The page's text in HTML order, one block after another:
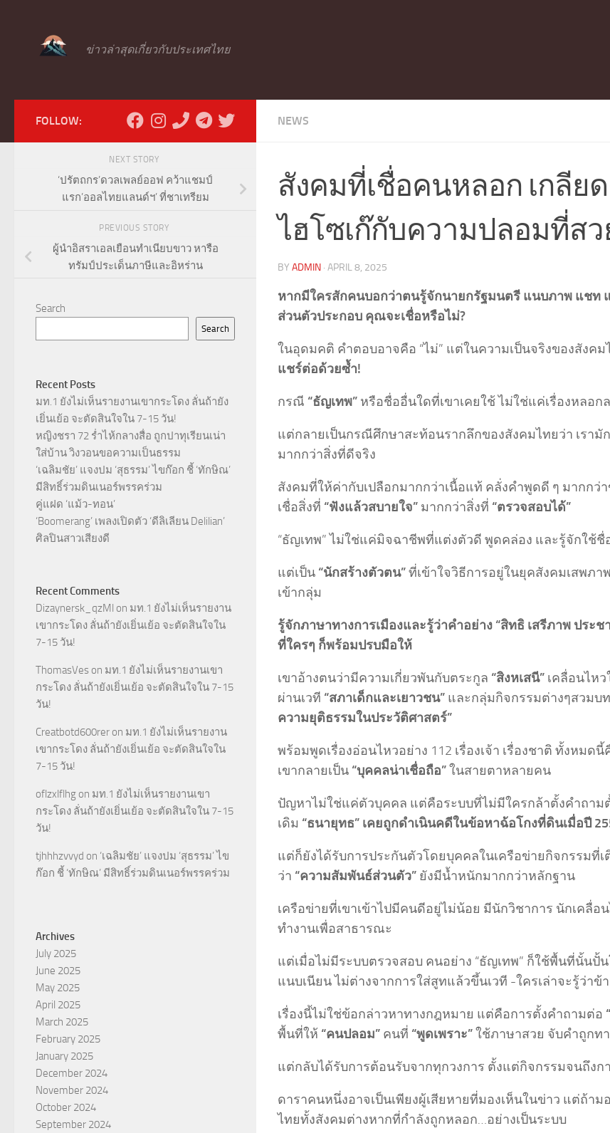
ข่าวล่าสุดเกี่ยวกับประเทศไทย
NEWS
สังคมที่เชื่อคนหลอก เกลีย
ไฮโซเก๊กับความปลอมที่สว
BY ADMIN · APRIL 8, 2025
หากมีใครสักคนบอกว่าตนรู้จักนายกรัฐมนตรี แนบภาพ แชท
ส่วนตัวประกอบ คุณจะเชื่อหรือไม่?
ในอุดมคติ คำตอบอาจคือ “ไม่” แต่ในความเป็นจริงของสังคม
แชร์ต่อด้วยซ้ำ!
กรณี “ธัญเทพ” หรือชื่ออื่นใดที่เขาเคยใช้ ไม่ใช่แค่เรื่องหลอก
แต่กลายเป็นกรณีศึกษาสะท้อนรากลึกของสังคมไทยว่า เรา
มากกว่าสิ่งที่ดีจริง
สังคมที่ให้ค่ากับเปลือกมากกว่าเนื้อแท้ คลั่งคำพูดดี ๆ มากกว่า
เชื่อสิ่งที่ “ฟังแล้วสบายใจ” มากกว่าสิ่งที่ “ตรวจสอบได้”
“ธัญเทพ” ไม่ใช่แค่มิจฉาชีพที่แต่งตัวดี พูดคล่อง และรู้จักใช้
แต่เป็น “นักสร้างตัวตน”ที่เข้าใจวิธีการอยู่ในยุคสังคมเสพภ
เข้ากลุ่ม
รู้จักภาษาทางการเมืองและรู้ว่าคำอย่าง “สิทธิ เสรีภาพ ประช
ที่ใครๆ ก็พร้อมปรบมือให้
เขาอ้างตนว่ามีความเกี่ยวพันกับตระกูล “สิงหเสนี” เคลื่อนไห
ผ่านเวที “สภาเด็กและเยาวชน” และกลุ่มกิจกรรมต่างๆสวมบ
ความยุติธรรมในประวัติศาสตร์”
พร้อมพูดเรื่องอ่อนไหวอย่าง 112 เรื่องเจ้า เรื่องชาติ ทั้งหมดนี้
เขากลายเป็น “บุคคลน่าเชื่อถือ”ในสายตาหลายคน
ปัญหาไม่ใช่แค่ตัวบุคคล แต่คือระบบที่ไม่มีใครกล้าตั้งคำถา
เดิม “ธนายุทธ” เคยถูกดำเนินคดีในข้อหาฉ้อโกงที่ดินเมื่อปี
แต่ก็ยังได้รับการประกันตัวโดยบุคคลในเครือข่ายกิจกรรมที่
ว่า “ความสัมพันธ์ส่วนตัว” ยังมีน้ำหนักมากกว่าหลักฐาน
เครือข่ายที่เขาเข้าไปมีคนดีอยู่ไม่น้อย มีนักวิชาการ นักเคลื่อ
ทำงานเพื่อสาธารณะ
แต่เมื่อไม่มีระบบตรวจสอบ คนอย่าง “ธัญเทพ” ก็ใช้พื้นที่นั้นปั้น
แนบเนียน ไม่ต่างจากการใส่สูทแล้วขึ้นเวที -ใครเล่าจะรู้ว่าข้
เรื่องนี้ไม่ใช่ข้อกล่าวหาทางกฎหมาย แต่คือการตั้งคำถามต่อ
พื้นที่ให้ “คนปลอม” คนที่ “พูดเพราะ”ใช้ภาษาสวย จับคำถูกท
แต่กลับได้รับการต้อนรับจากทุกวงการ ตั้งแต่กิจกรรมจนถึงก
ดาราคนหนึ่งอาจเป็นเพียงผู้เสียหายที่มองเห็นในข่าว แต่ถ้าม
ไทยทั้งสังคมต่างหากที่กำลังถูกหลอก…อย่างเป็นระบบ
FOLLOW:
NEXT STORY
‘ปรัตถกร’ดวลเพลย์ออฟ คว้าแชมป์
แรก’ออลไทยแลนด์ฯ’ ที่ชาเทรียม
PREVIOUS STORY
ผู้นำอิสราเอลเยือนทำเนียบขาว หารือ
ทรัมป์ประเด็นภาษีและอิหร่าน
Search
Search
Recent Posts
มท.1 ยังไม่เห็นรายงานเขากระโดง ลั่นถ้ายัง
เยิ่นเย้อ จะตัดสินใจใน 7-15 วัน!
หญิงชรา 72 ร่ำไห้กลางสื่อ ถูกปาทุเรียนเน่า
ใส่บ้าน วิงวอนขอความเป็นธรรม
‘เฉลิมชัย’ แจงปม ‘สุธรรม’ ไขก๊อก ชี้ ‘ทักษิณ’
มีสิทธิ์ร่วมดินเนอร์พรรคร่วม
คู่แฝด ‘แม้ว-ทอน’
‘Boomerang’ เพลงเปิดตัว ‘ดีลิเลียน Delilian’
ศิลปินสาวเสียงดี
Recent Comments
Dizaynersk_qzMl on มท.1 ยังไม่เห็นรายงาน
เขากระโดง ลั่นถ้ายังเยิ่นเย้อ จะตัดสินใจใน
7-15 วัน!
ThomasVes on มท.1 ยังไม่เห็นรายงานเขา
กระโดง ลั่นถ้ายังเยิ่นเย้อ จะตัดสินใจใน 7-15
วัน!
Creatbotd600rer on มท.1 ยังไม่เห็นรายงาน
เขากระโดง ลั่นถ้ายังเยิ่นเย้อ จะตัดสินใจใน
7-15 วัน!
oflzxlflhg on มท.1 ยังไม่เห็นรายงานเขา
กระโดง ลั่นถ้ายังเยิ่นเย้อ จะตัดสินใจใน 7-15
วัน!
tjhhhzvvyd on ‘เฉลิมชัย’ แจงปม ‘สุธรรม’ ไข
ก๊อก ชี้ ‘ทักษิณ’ มีสิทธิ์ร่วมดินเนอร์พรรคร่วม
Archives
July 2025
June 2025
May 2025
April 2025
March 2025
February 2025
January 2025
December 2024
November 2024
October 2024
September 2024